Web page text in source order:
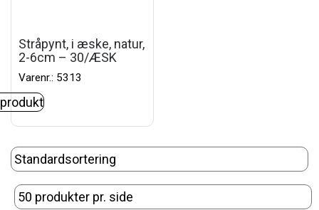
Stråpynt, i æske, natur,
2-6cm – 30/ÆSK
Varenr.: 5313